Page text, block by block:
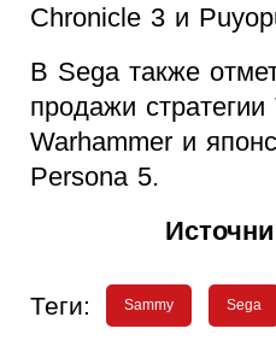
Chronicle 3 и
В Sega также
продажи стратегии
Warhammer и
Persona 5.
Теги: Sammy Sega